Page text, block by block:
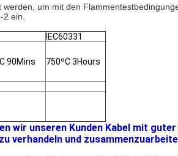
um mit den
ein.
IEC60331
90Mins 750ºC 3Hours
wir unseren Kunden Kabel mit
verhandeln und